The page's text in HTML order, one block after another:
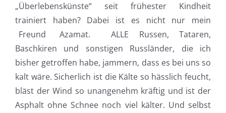
„Überlebenskünste“ seit frühester Kindheit
trainiert haben? Dabei ist es nicht nur mein
Freund Azamat. ALLE Russen, Tataren,
Baschkiren und sonstigen Russländer, die ich
bisher getroffen habe, jammern, dass es bei uns so
kalt wäre. Sicherlich ist die Kälte so hässlich feucht,
bläst der Wind so unangenehm kräftig und ist der
Asphalt ohne Schnee noch viel kälter. Und selbst